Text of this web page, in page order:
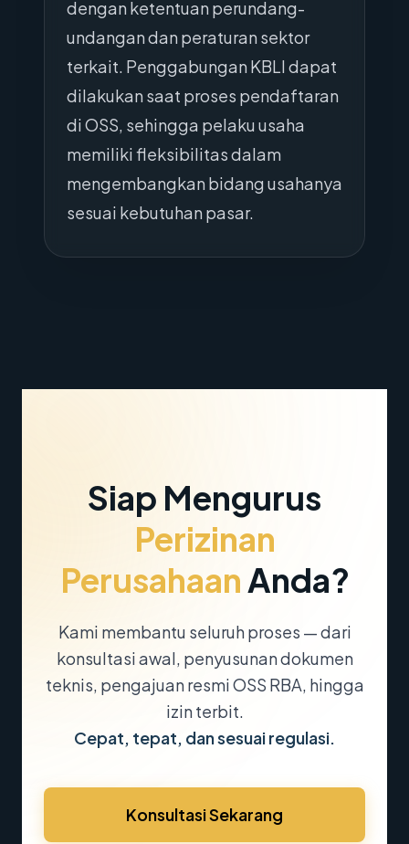
dengan ketentuan perundang-
undangan dan peraturan sektor
terkait. Penggabungan KBLI dapat
dilakukan saat proses pendaftaran
di OSS, sehingga pelaku usaha
memiliki fleksibilitas dalam
mengembangkan bidang usahanya
sesuai kebutuhan pasar.
Siap Mengurus
Perizinan
PerusahaanAnda?
Kami membantu seluruh proses — dari
konsultasi awal, penyusunan dokumen
teknis, pengajuan resmi OSS RBA, hingga
izin terbit.
Cepat, tepat, dan sesuai regulasi.
Konsultasi Sekarang